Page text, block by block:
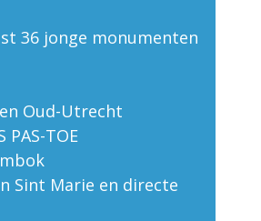
36 jonge monumenten
Oud-Utrecht
PAS-TOE
Sint Marie en directe